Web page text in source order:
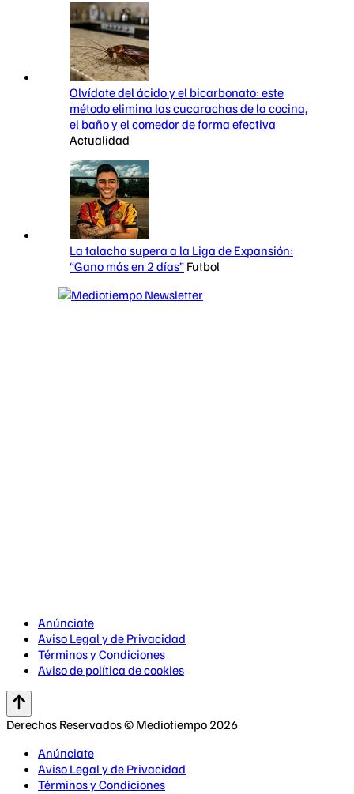
Olvídate del ácido y el bicarbonato: este
método elimina las cucarachas de la cocina,
el baño y el comedor de forma efectiva
Actualidad
La talacha supera a la Liga de Expansión:
“Gano más en 2 días” Futbol
Anúnciate
Aviso Legal y de Privacidad
Términos y Condiciones
Aviso de política de cookies
Derechos Reservados © Mediotiempo 2026
Anúnciate
Aviso Legal y de Privacidad
Términos y Condiciones